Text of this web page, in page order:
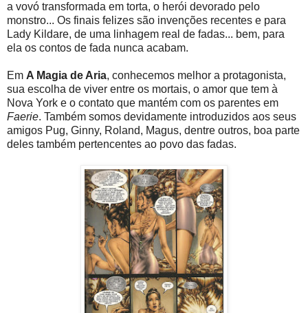
a vovó transformada em torta, o herói devorado pelo
monstro... Os finais felizes são invenções recentes e para
Lady Kildare, de uma linhagem real de fadas... bem, para
ela os contos de fada nunca acabam.
Em A Magia de Aria, conhecemos melhor a protagonista,
sua escolha de viver entre os mortais, o amor que tem à
Nova York e o contato que mantém com os parentes em
Faerie. Também somos devidamente introduzidos aos seus
amigos Pug, Ginny, Roland, Magus, dentre outros, boa parte
deles também pertencentes ao povo das fadas.